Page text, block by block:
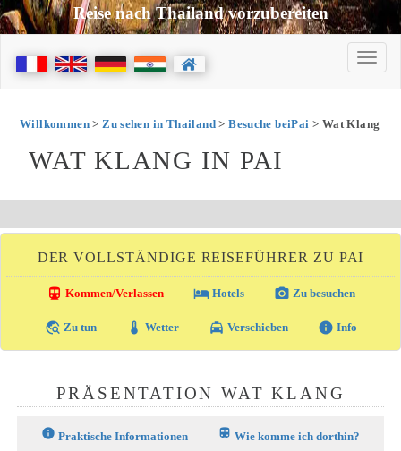
Reise nach Thailand vorzubereiten
Willkommen>Zu sehen in Thailand>Besuche beiPai > Wat Klang
WAT KLANG IN PAI
DER VOLLSTÄNDIGE REISEFÜHRER ZU PAI
directions_transit Kommen/Verlassen local_hotelHotels photo_camera Zu besuchen
travel_explore Zu tun thermostat Wetter local_taxi Verschieben info Info
PRÄSENTATION WAT KLANG
info Praktische Informationen train Wie komme ich dorthin?